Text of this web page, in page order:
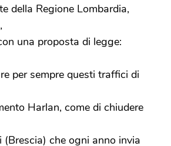
della Regione Lombardia,
una proposta di legge:
per sempre questi traffici di
Harlan, come di chiudere
che ogni anno invia